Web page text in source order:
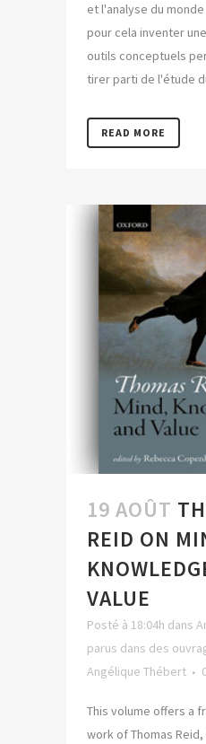
et l'analyse du
pour cela inventer
outils conceptuels
tirer parti de l'étude
READ MORE
19 AOÛT
REID ON
VALUE
Posté à 18:04h dans
parus dans des
Angélique Thébert
This volume offers a
work of Thomas